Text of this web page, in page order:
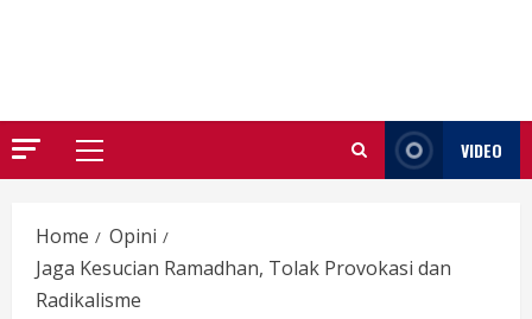
Primary
VIDEO
Home
Opini
Jaga Kesucian Ramadhan, Tolak Provokasi dan
Radikalisme